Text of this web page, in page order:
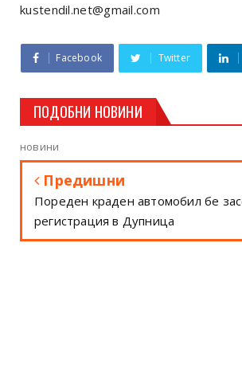
kustendil.net@gmail.com
Facebook Twitter
ПОДОБНИ НОВИНИ
новини
Предишни
Пореден краден автомобил бе
регистрация в Дупница